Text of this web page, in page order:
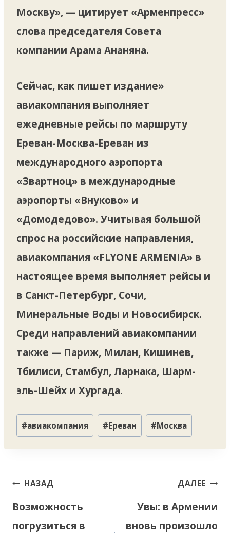
Москву», — цитирует «Арменпресс»
слова председателя Совета
компании Арама Ананяна.
Сейчас, как пишет издание»
авиакомпания выполняет
ежедневные рейсы по маршруту
Ереван-Москва-Ереван из
международного аэропорта
«Звартноц» в международные
аэропорты «Внуково» и
«Домодедово». Учитывая большой
спрос на российские направления,
авиакомпания «FLYONE ARMENIA» в
настоящее время выполняет рейсы и
в Санкт-Петербург, Сочи,
Минеральные Воды и Новосибирск.
Среди направлений авиакомпании
также — Париж, Милан, Кишинев,
Тбилиси, Стамбул, Ларнака, Шарм-
эль-Шейх и Хургада.
Метки
записи:
#авиакомпания #Ереван #Москва
Навигация
записям
НАЗАД
Возможность
погрузиться в
ДАЛЕЕ
Увы: в Армении
вновь произошло